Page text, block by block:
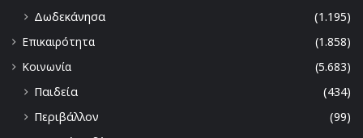
Δωδεκάνησα
(1.195)
Επικαιρότητα
(1.858)
Κοινωνία
(5.683)
Παιδεία
(434)
Περιβάλλον
(99)